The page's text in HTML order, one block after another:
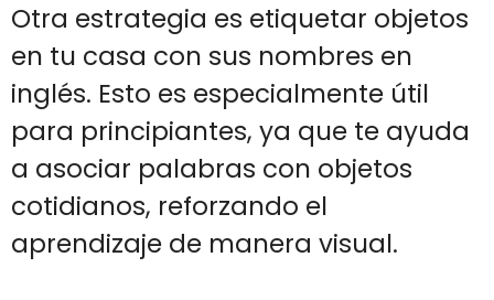
Otra estrategia es etiquetar objetos
en tu casa con sus nombres en
inglés. Esto es especialmente útil
para principiantes, ya que te ayuda
a asociar palabras con objetos
cotidianos, reforzando el
aprendizaje de manera visual.